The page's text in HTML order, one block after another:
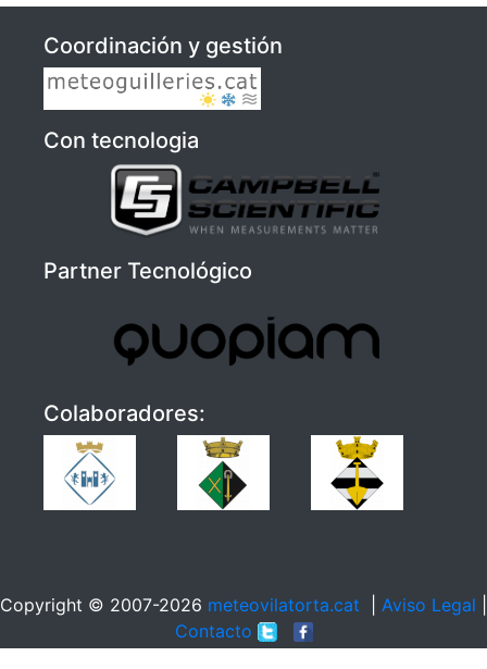
Coordinación y gestión
Con tecnologia
Partner Tecnológico
Colaboradores:
Copyright © 2007-2026 meteovilatorta.cat Aviso Legal
Contacto